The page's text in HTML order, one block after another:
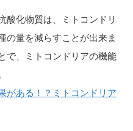
酸化物質は、ミトコンドリ
の量を減らすことが出来ま
で、ミトコンドリアの機能
がある！？ミトコンドリア